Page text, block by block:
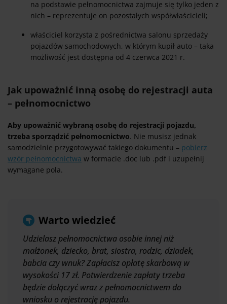
na podstawie pełnomocnictwa zajmuje się tylko jeden z
nich – reprezentuje on pozostałych współwłaścicieli;
właściciel korzysta z pośrednictwa salonu sprzedaży
pojazdów samochodowych, w którym kupił auto – taka
możliwość jest dostępna od 4 czerwca 2021 r.
Jak upoważnić inną osobę do rejestracji auta
– pełnomocnictwo
Aby upoważnić wybraną osobę do rejestracji pojazdu,
trzeba sporządzić pełnomocnictwo. Nie musisz jednak
samodzielnie przygotowywać takiego dokumentu – pobierz
wzór pełnomocnictwa w formacie .doc lub .pdf i uzupełnij
wymagane pola.
Warto wiedzieć
Udzielasz pełnomocnictwa osobie innej niż
małżonek, dziecko, brat, siostra, rodzic, dziadek,
babcia czy wnuk? Zapłacisz opłatę skarbową w
wysokości 17 zł. Potwierdzenie zapłaty trzeba
będzie dołączyć wraz z pełnomocnictwem do
wniosku o rejestrację pojazdu.